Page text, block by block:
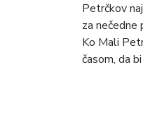
Petrčkov
za
Ko Mali
časom, da